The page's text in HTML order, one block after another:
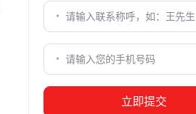
立即提交